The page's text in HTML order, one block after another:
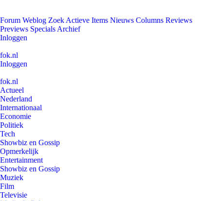
Forum Weblog Zoek Actieve Items Nieuws Columns Reviews
Previews Specials Archief
Inloggen
fok.nl
Inloggen
fok.nl
Actueel
Nederland
Internationaal
Economie
Politiek
Tech
Showbiz en Gossip
Opmerkelijk
Entertainment
Showbiz en Gossip
Muziek
Film
Televisie